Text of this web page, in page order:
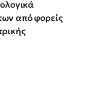
από φορείς